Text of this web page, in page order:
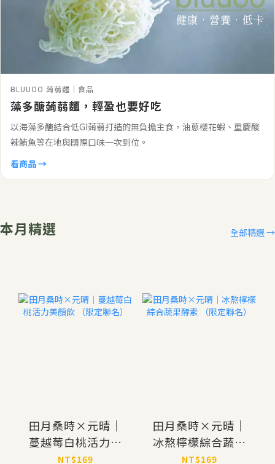
BLUUOO 蒟蒻麵｜食品
藻多醣蒟蒻麵，輕盈也要好吃
以海藻多醣結合低GI蒟蒻打造的無負擔主食，油蔥櫻花蝦、重慶酸
辣鮪魚等在地與國際口味一次到位。
看商品 →
本月精選 全部精選 →
田月桑時×元晴｜
蔓越莓白桃活力美
顏飲 （限定聯名）
NT$169
田月桑時×元晴｜
冰熬檸檬綜合蔬果
酵素 （限定聯名）
NT$169